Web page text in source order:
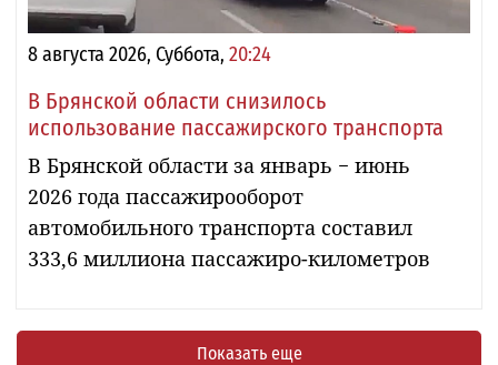
8 августа 2026, Суббота, 20:24
В Брянской области снизилось
использование пассажирского транспорта
В Брянской области за январь − июнь
2026 года пассажирооборот
автомобильного транспорта составил
333,6 миллиона пассажиро-километров
Показать еще